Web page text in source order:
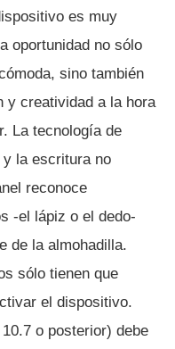
es muy
oportunidad no sólo
sino también
y creatividad a la hora
La tecnologí­a de
la escritura no
reconoce
-el lápiz o el dedo-
de la almohadilla.
sólo tienen que
el dispositivo.
o posterior) debe